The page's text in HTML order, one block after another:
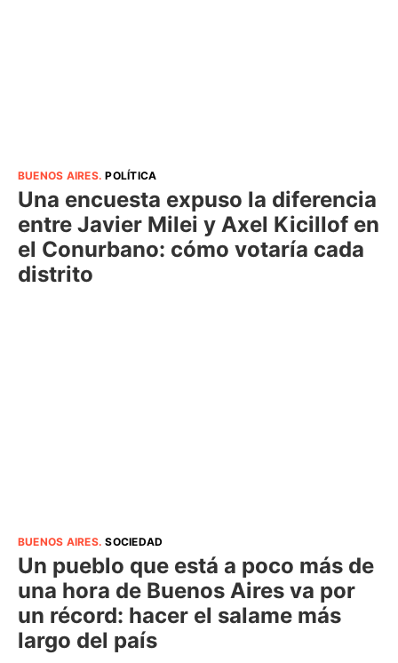
BUENOS AIRES.POLÍTICA
Una encuesta expuso la diferencia
entre Javier Milei y Axel Kicillof en
el Conurbano: cómo votaría cada
distrito
BUENOS AIRES.SOCIEDAD
Un pueblo que está a poco más de
una hora de Buenos Aires va por
un récord: hacer el salame más
largo del país